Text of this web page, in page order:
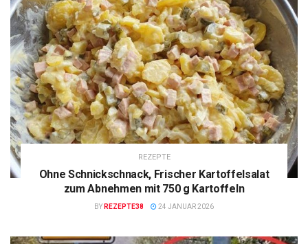
REZEPTE
Ohne Schnickschnack, Frischer Kartoffelsalat
zum Abnehmen mit 750 g Kartoffeln
BY REZEPTE38 24 JANUAR 2026